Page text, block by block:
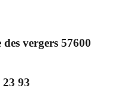
des vergers 57600
23 93